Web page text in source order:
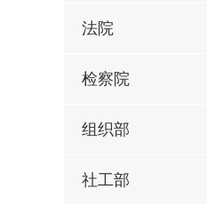
法院
检察院
组织部
社工部